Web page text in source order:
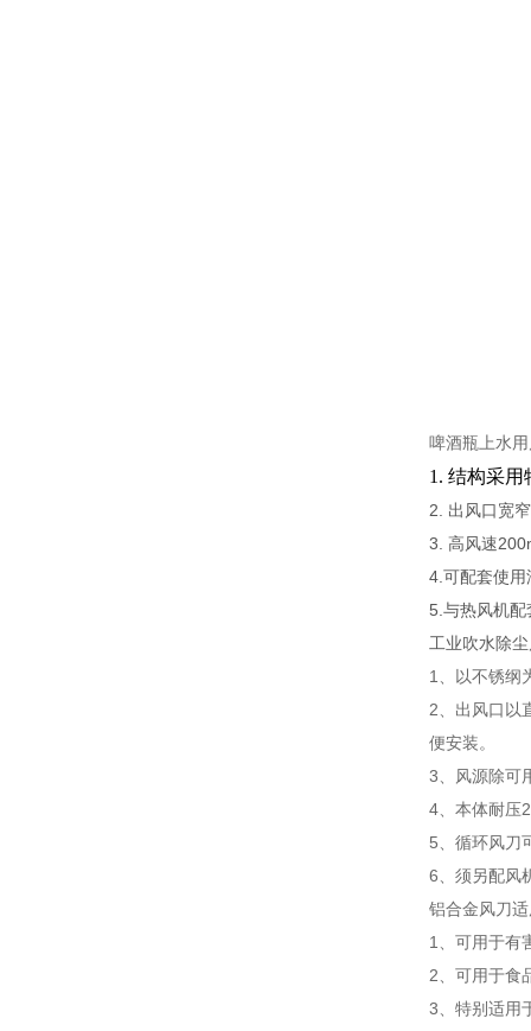
啤酒瓶上水
1. 结构采
2. 出风口宽
3. 高风速
4.可配套使用
5.与热风机配
工业吹水除
1、以不锈纲
2、出风口以
便安装。
3、风源除可
4、本体耐压
5、循环风刀
6、须另配风
铝合金风刀
1、可用于有
2、可用于食
3、特别适用